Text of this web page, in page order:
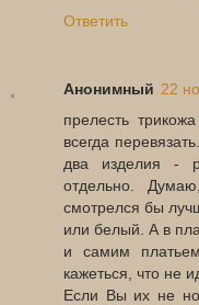
Ответить
Анонимный 22
прелесть
всегда
два изделия -
отдельно.
смотрелся бы
или белый. А в
и самим
кажеться, что не
Если Вы их не